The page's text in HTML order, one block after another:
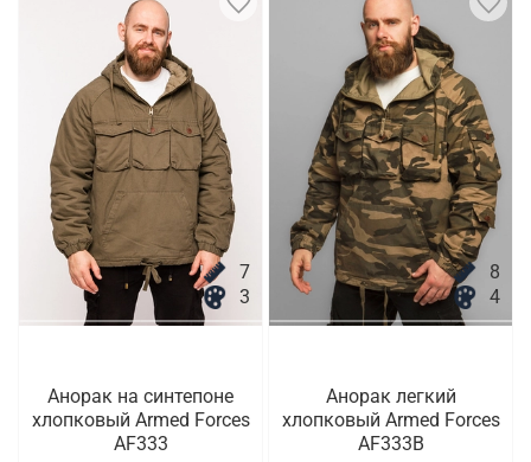
7
3
Анорак на синтепоне
хлопковый Armed Forces
AF333
8
4
Анорак легкий
хлопковый Armed Forces
AF333B